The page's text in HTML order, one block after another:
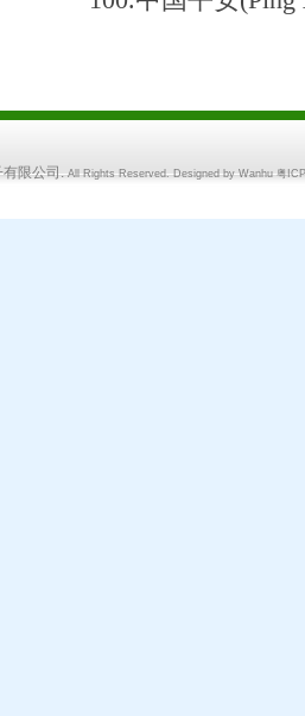
有限公司.All Rights Reserved. Designed byWanhu粤ICP